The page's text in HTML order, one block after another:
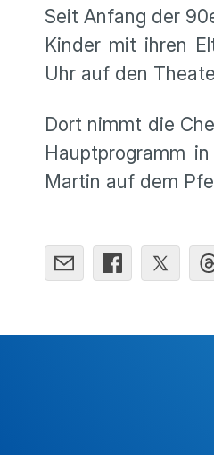
Seit Anfang der
Kinder mit ihren
Uhr auf den
Dort nimmt die
Hauptprogramm
Martin auf dem